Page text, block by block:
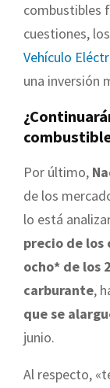
combustibles
cuestiones,
Vehículo
una inversión
Por último,
de los
lo está
precio de los
ocho* de los
carburante,
que se
junio.
Al respecto,